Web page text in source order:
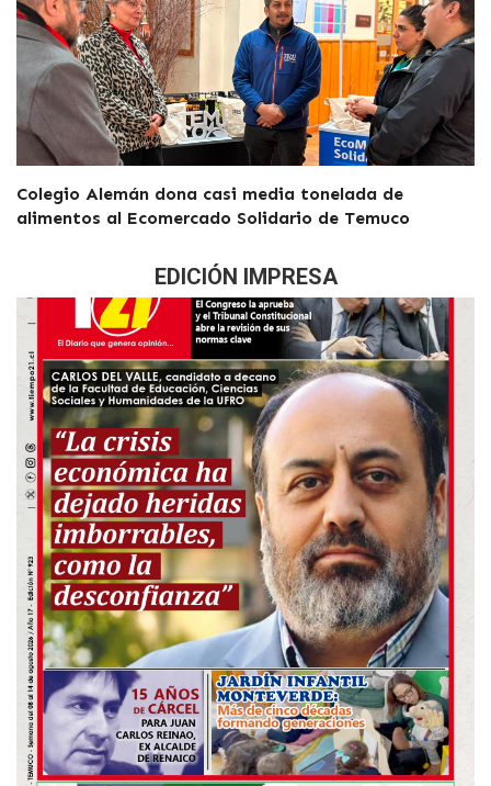
Colegio Alemán dona casi media tonelada de
alimentos al Ecomercado Solidario de Temuco
EDICIÓN IMPRESA